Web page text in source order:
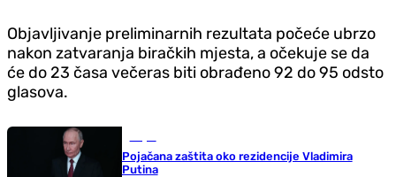
Objavljivanje preliminarnih rezultata počeće ubrzo
nakon zatvaranja biračkih mjesta, a očekuje se da
će do 23 časa večeras biti obrađeno 92 do 95 odsto
glasova.
Pojačana zaštita oko rezidencije Vladimira
Putina